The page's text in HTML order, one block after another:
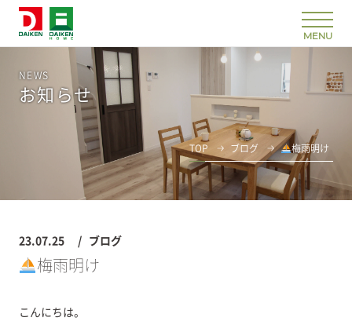
NEWS
お知らせ
TOP ブログ 梅雨明け
23.07.25 ブログ
梅雨明け
こんにちは。